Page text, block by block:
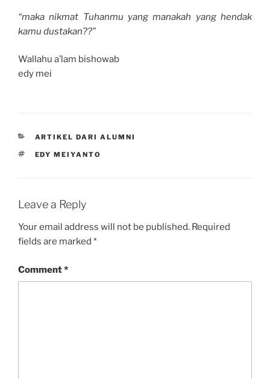
“maka nikmat Tuhanmu yang manakah yang hendak
kamu dustakan??”
Wallahu a’lam bishowab
edy mei
CATEGORIES
ARTIKEL DARI ALUMNI
TAGS
EDY MEIYANTO
Leave a Reply
Your email address will not be published. Required
fields are marked *
Comment*